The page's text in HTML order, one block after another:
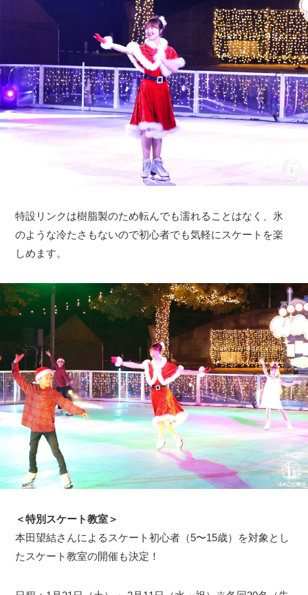
特設リンクは樹脂製のため転んでも濡れることはなく、氷
のような冷たさもないので初心者でも気軽にスケートを楽
しめます。
＜特別スケート教室＞
本田望結さんによるスケート初心者（5〜15歳）を対象とし
たスケート教室の開催も決定！